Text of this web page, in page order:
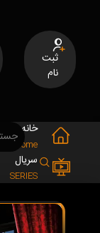
ثبت
نام
خانه
Home
سریال
SERIES